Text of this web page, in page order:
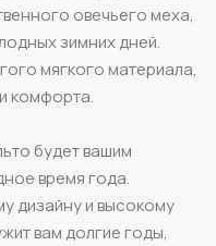
овечьего меха,
зимних дней.
мягкого материала,
комфорта.
будет вашим
время года.
дизайну и высокому
вам долгие годы,